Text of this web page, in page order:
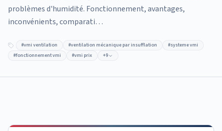
problèmes d'humidité. Fonctionnement, avantages,
inconvénients, comparati…
#vmi ventilation #ventilation mécanique par insufflation #systeme vmi
#fonctionnement vmi #vmi prix +9